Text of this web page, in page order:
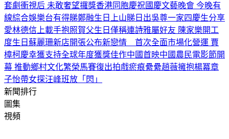
套劇衝視后 未敢奢望攞獎香港同胞慶祝國慶文藝晚會 今晚有
線綜合娛樂台有得睇鄭融生日上山睇日出吳尊一家四慶生分享
愛林德信上載手抱照賀父生日 僅稱連詩雅屬好友 陳家樂開工
度生日 蘇麗珊新店開張公布新戀情 首次全面市場化營運 賈
樟柯慶幸獲支持全球年度獲獎佳作中國首映中國農民電影節開
幕 推動鄉村文化繁榮馬賽復出拍戲瘀痕纍纍趙薇擁抱楊冪章
子怡帶女探汪峰班放「閃」
新聞排行
圖集
視頻